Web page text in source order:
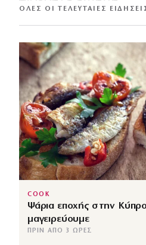
ΌΛΕΣ ΟΙ ΤΕΛΕΥΤΑΊΕΣ
COOK
Ψάρια εποχής στην
μαγειρεύουμε
ΠΡΙΝ ΑΠΌ 3 ΏΡΕΣ